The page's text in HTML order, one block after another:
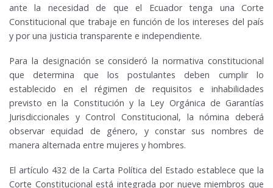
ante la necesidad de que el Ecuador tenga una Corte
Constitucional que trabaje en función de los intereses del país
y por una justicia transparente e independiente.
Para la designación se consideró la normativa constitucional
que determina que los postulantes deben cumplir lo
establecido en el régimen de requisitos e inhabilidades
previsto en la Constitución y la Ley Orgánica de Garantías
Jurisdiccionales y Control Constitucional, la nómina deberá
observar equidad de género, y constar sus nombres de
manera alternada entre mujeres y hombres.
El artículo 432 de la Carta Política del Estado establece que la
Corte Constitucional está integrada por nueve miembros que